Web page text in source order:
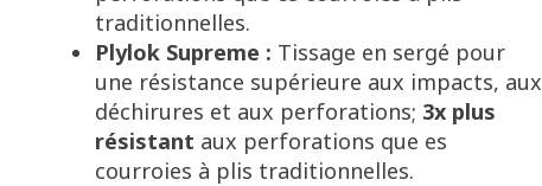
traditionnelles.
Plylok Supreme : Tissage en sergé pour
une résistance supérieure aux impacts, aux
déchirures et aux perforations; 3x plus
résistant aux perforations que es
courroies à plis traditionnelles.